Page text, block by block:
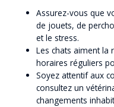
Assurez-vous que
de jouets, de
et le stress.
Les chats aiment la
horaires réguliers
Soyez attentif aux
consultez un
changements